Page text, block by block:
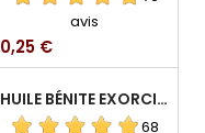
avis
Prix
0,25 €
HUILE BÉNITE EXORCISÉE
68